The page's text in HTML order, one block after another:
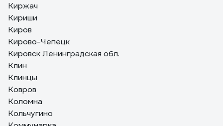
Киржач
Кириши
Киров
Кирово-Чепецк
Кировск Ленинградская обл.
Клин
Клинцы
Ковров
Коломна
Кольчугино